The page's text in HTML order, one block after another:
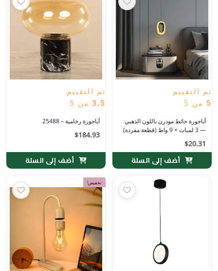
تم التقييم
5 من 5
أباجورة حائط مودرن باللون الذهبي
— 3 لمبات × 9 واط (قطعة مفردة)
$20.31
أضف إلى السلة
تم التقييم
3.5 من 5
أباجورة رخامية – 25488
$184.93
أضف إلى السلة
تخفيض!
الأصليالحالي
$36.41.